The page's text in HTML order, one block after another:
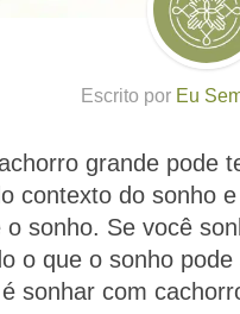
Escrito por Eu
grande pode
contexto do sonho
o sonho. Se você
o que o sonho
sonhar com